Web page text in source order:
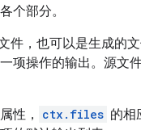
个部分。
件，也可以是生成的
项操作的输出。源文
性， ctx.files 的相